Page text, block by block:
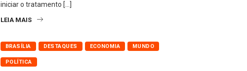
iniciar o tratamento […]
LEIA MAIS
BRASÍLIA DESTAQUES ECONOMIA MUNDO
POLÍTICA